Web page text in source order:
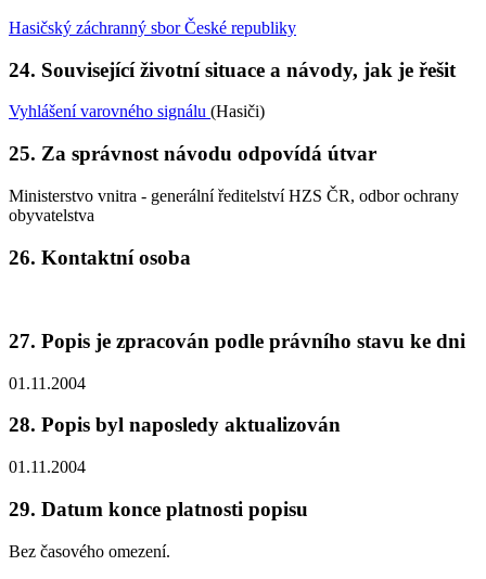
Hasičský záchranný sbor České republiky
24. Související životní situace a návody, jak je řešit
Vyhlášení varovného signálu (Hasiči)
25. Za správnost návodu odpovídá útvar
Ministerstvo vnitra - generální ředitelství HZS ČR, odbor ochrany
obyvatelstva
26. Kontaktní osoba
27. Popis je zpracován podle právního stavu ke dni
01.11.2004
28. Popis byl naposledy aktualizován
01.11.2004
29. Datum konce platnosti popisu
Bez časového omezení.